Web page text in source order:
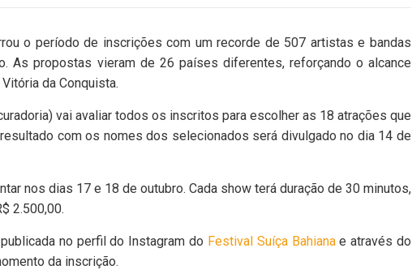
o período de inscrições com um recorde de 507 artistas e bandas
As propostas vieram de 26 países diferentes, reforçando o alcance
da Conquista.
vai avaliar todos os inscritos para escolher as 18 atrações que
com os nomes dos selecionados será divulgado no dia 14 de
nos dias 17 e 18 de outubro. Cada show terá duração de 30 minutos,
2.500,00.
no perfil do Instagram do Festival Suíça Bahianae através do
da inscrição.